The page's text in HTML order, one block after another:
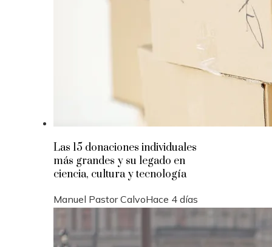
Las 15 donaciones individuales
más grandes y su legado en
ciencia, cultura y tecnología
Manuel Pastor CalvoHace 4 días